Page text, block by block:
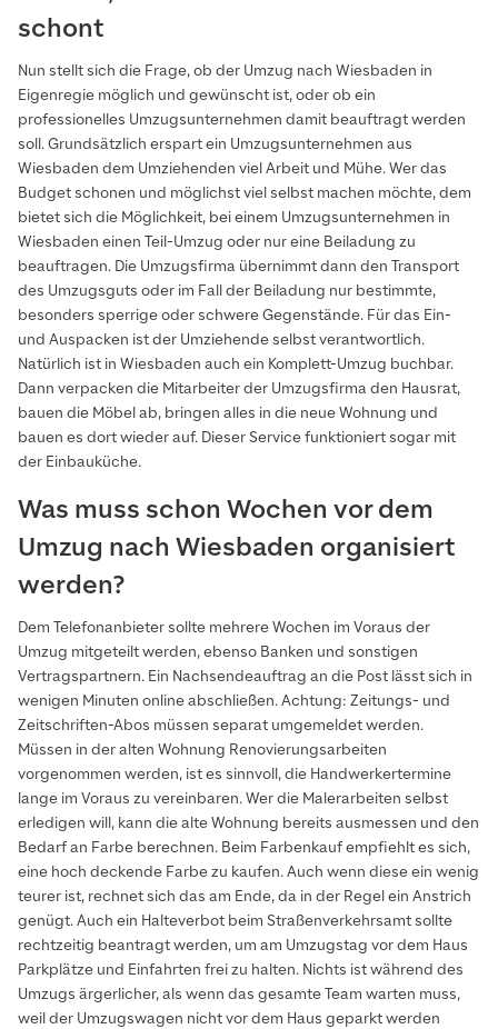
schont
Nun stellt sich die Frage, ob der Umzug nach Wiesbaden in
Eigenregie möglich und gewünscht ist, oder ob ein
professionelles Umzugsunternehmen damit beauftragt werden
soll. Grundsätzlich erspart ein Umzugsunternehmen aus
Wiesbaden dem Umziehenden viel Arbeit und Mühe. Wer das
Budget schonen und möglichst viel selbst machen möchte, dem
bietet sich die Möglichkeit, bei einem Umzugsunternehmen in
Wiesbaden einen Teil-Umzug oder nur eine Beiladung zu
beauftragen. Die Umzugsfirma übernimmt dann den Transport
des Umzugsguts oder im Fall der Beiladung nur bestimmte,
besonders sperrige oder schwere Gegenstände. Für das Ein-
und Auspacken ist der Umziehende selbst verantwortlich.
Natürlich ist in Wiesbaden auch ein Komplett-Umzug buchbar.
Dann verpacken die Mitarbeiter der Umzugsfirma den Hausrat,
bauen die Möbel ab, bringen alles in die neue Wohnung und
bauen es dort wieder auf. Dieser Service funktioniert sogar mit
der Einbauküche.
Was muss schon Wochen vor dem
Umzug nach Wiesbaden organisiert
werden?
Dem Telefonanbieter sollte mehrere Wochen im Voraus der
Umzug mitgeteilt werden, ebenso Banken und sonstigen
Vertragspartnern. Ein Nachsendeauftrag an die Post lässt sich in
wenigen Minuten online abschließen. Achtung: Zeitungs- und
Zeitschriften-Abos müssen separat umgemeldet werden.
Müssen in der alten Wohnung Renovierungsarbeiten
vorgenommen werden, ist es sinnvoll, die Handwerkertermine
lange im Voraus zu vereinbaren. Wer die Malerarbeiten selbst
erledigen will, kann die alte Wohnung bereits ausmessen und den
Bedarf an Farbe berechnen. Beim Farbenkauf empfiehlt es sich,
eine hoch deckende Farbe zu kaufen. Auch wenn diese ein wenig
teurer ist, rechnet sich das am Ende, da in der Regel ein Anstrich
genügt. Auch ein Halteverbot beim Straßenverkehrsamt sollte
rechtzeitig beantragt werden, um am Umzugstag vor dem Haus
Parkplätze und Einfahrten frei zu halten. Nichts ist während des
Umzugs ärgerlicher, als wenn das gesamte Team warten muss,
weil der Umzugswagen nicht vor dem Haus geparkt werden